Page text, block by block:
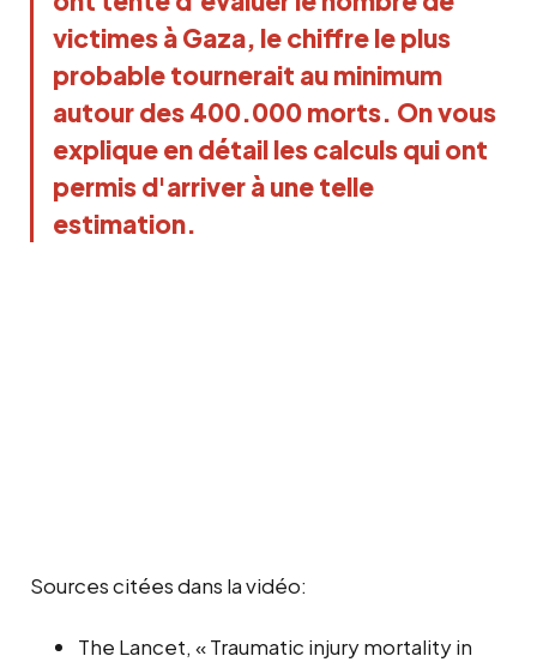
victimes à Gaza, le chiffre le plus
probable tournerait au minimum
autour des 400.000 morts. On vous
explique en détail les calculs qui ont
permis d'arriver à une telle
estimation.
Sources citées dans la vidéo:
The Lancet, « Traumatic injury mortality in